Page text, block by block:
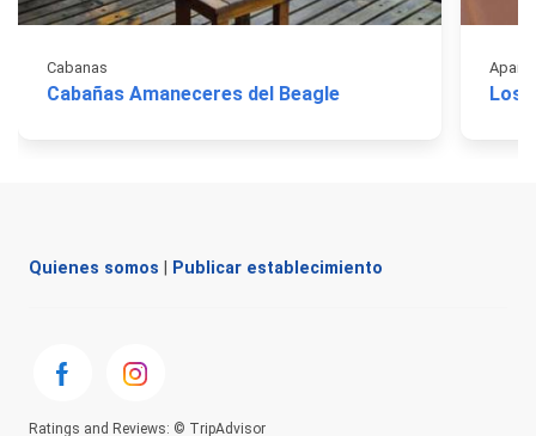
Cabanas
Cabañas Amaneceres del Beagle Los
Quienes somos Publicar establecimiento
Ratings and Reviews: © TripAdvisor